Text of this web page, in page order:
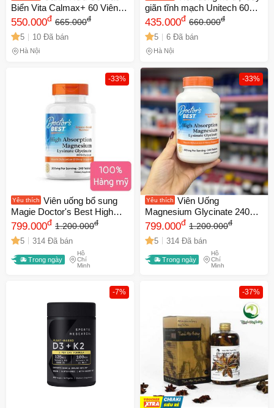
Biển Vita Calmax+ 60 Viên -
Bổ Sung Canxi, Magie,
Vitamin D3 và K2 Giúp
Xương Khỏe Mạnh
550.000đ 665.000đ
5 10 Đã bán
Hà Nội
giãn tĩnh mạch Unitech 60
viên - Giúp tuần hoàn máu,
giảm sưng viêm, cải thiện
tình trạng tĩnh mạch Nhật
Bản
435.000đ 660.000đ
5 6 Đã bán
Hà Nội
-33%
Yêu thích
Viên uống bổ sung
Magie Doctor's Best High
Absorption 200mg, 240 viên -
Hỗ trợ giấc ngủ ngon, giảm
căng cơ, hấp thụ tối ưu
magnesium
799.000đ 1.200.000đ
5 314 Đã bán
Trong ngày
Hồ
Chí
Minh
-33%
Yêu thích
Viên Uống
Magnesium Glycinate 240
Viên - Hỗ Trợ Giấc Ngủ,
Căng Thẳng và Sức Khỏe
Xương Khớp - Doctor's Best
100% Chelated
799.000đ 1.200.000đ
5 314 Đã bán
Trong ngày
Hồ
Chí
Minh
-7% -37%